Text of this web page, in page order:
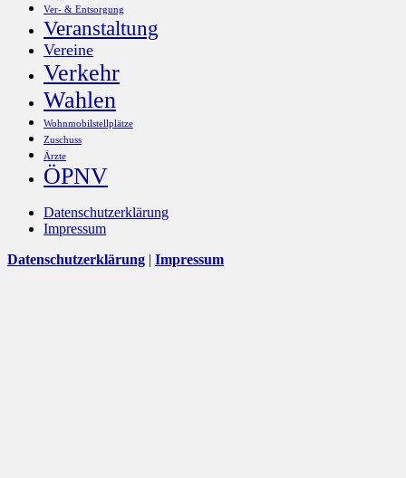
Ver- & Entsorgung
Veranstaltung
Vereine
Verkehr
Wahlen
Wohnmobilstellplätze
Zuschuss
Ärzte
ÖPNV
Datenschutzerklärung
Impressum
Datenschutzerklärung | Impressum